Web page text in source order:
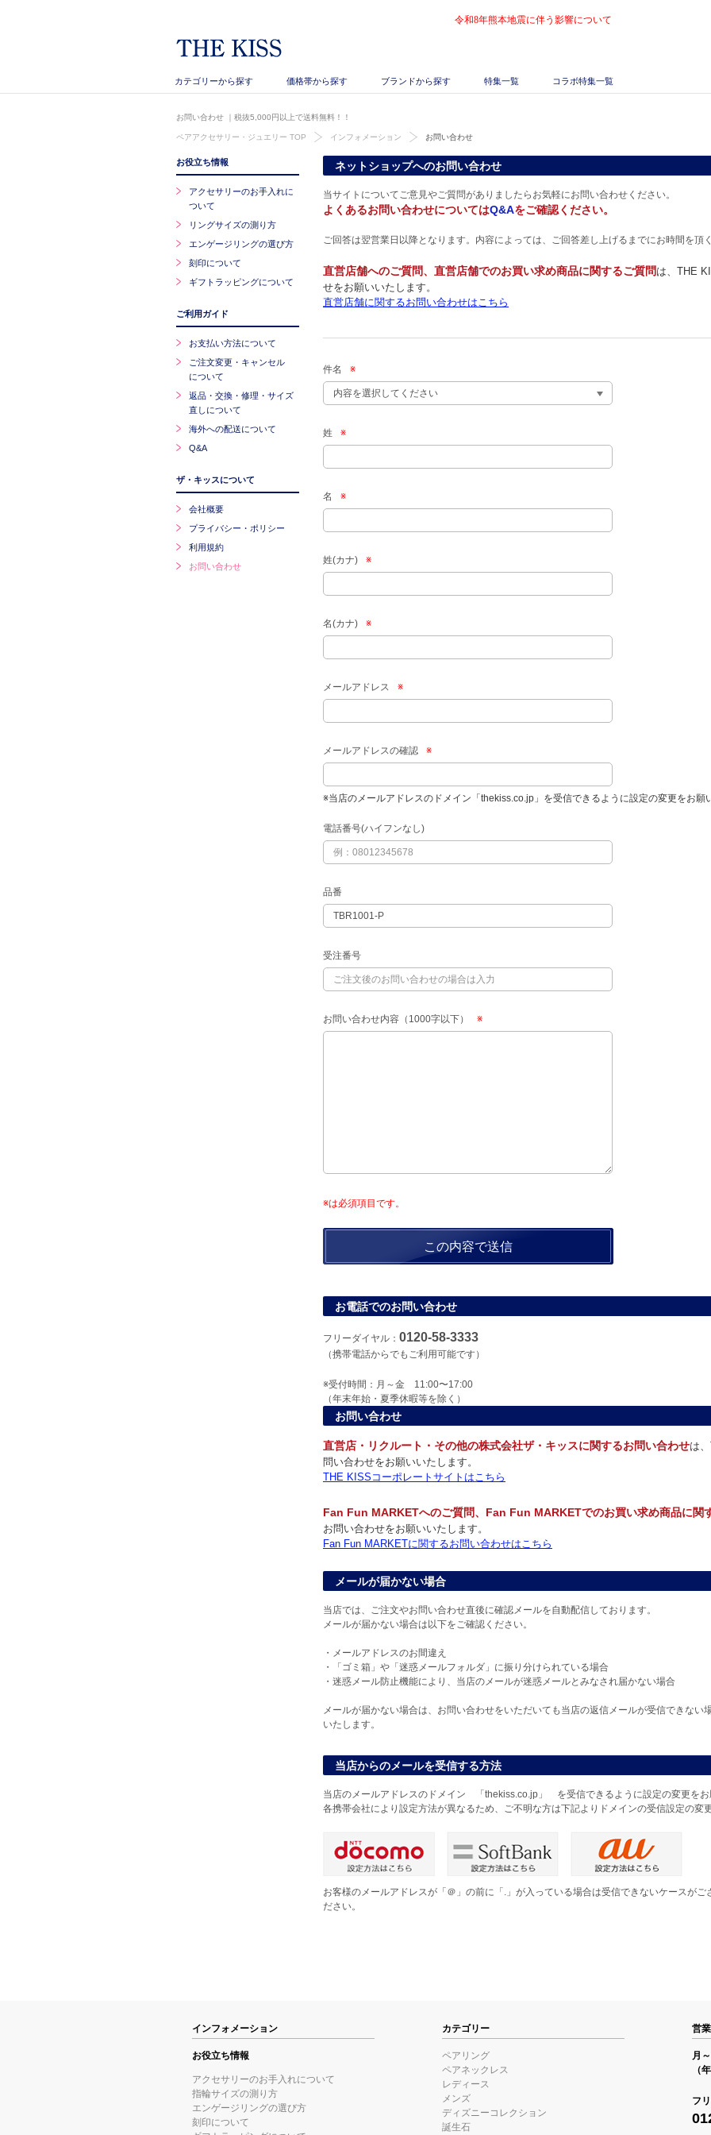
令和8年熊本地震に伴う影響について
カテゴリーから探す 価格帯から探す ブランドから探す 特集一覧 コラボ特集一覧
お問い合わせ ｜税抜5,000円以上で送料無料！！
ペアアクセサリー・ジュエリー TOP インフォメーション お問い合わせ
ネットショップへのお問い合わせ
当サイトについてご意見やご質問がありましたらお気軽にお問い合わせください。
よくあるお問い合わせについてはQ&Aをご確認ください。
ご回答は翌営業日以降となります。内容によっては、ご回答差し上げるまでにお時間を頂
直営店舗へのご質問、直営店舗でのお買い求め商品に関するご質問 は、THE
せをお願いいたします。
直営店舗に関するお問い合わせはこちら
件名 ※
姓 ※
名 ※
姓(カナ) ※
名(カナ) ※
メールアドレス ※
メールアドレスの確認 ※
※当店のメールアドレスのドメイン「thekiss.co.jp」を受信できるように設定の変更をお願
電話番号(ハイフンなし)
品番
受注番号
お問い合わせ内容（1000字以下） ※
※は必須項目です。
お電話でのお問い合わせ
フリーダイヤル： 0120-58-3333
（携帯電話からでもご利用可能です）
※受付時間：月～金 11:00〜17:00
（年末年始・夏季休暇等を除く）
お問い合わせ
直営店・リクルート・その他の株式会社ザ・キッスに関するお問い合わせは
問い合わせをお願いいたします。
THE KISSコーポレートサイトはこちら
Fan Fun MARKETへのご質問、Fan Fun MARKETでのお買い求め商品に関
お問い合わせをお願いいたします。
Fan Fun MARKETに関するお問い合わせはこちら
メールが届かない場合
当店では、ご注文やお問い合わせ直後に確認メールを自動配信しております。
メールが届かない場合は以下をご確認ください。
・メールアドレスのお間違え
・「ゴミ箱」や「迷惑メールフォルダ」に振り分けられている場合
・迷惑メール防止機能により、当店のメールが迷惑メールとみなされ届かない場合
メールが届かない場合は、お問い合わせをいただいても当店の返信メールが受信できない
いたします。
当店からのメールを受信する方法
当店のメールアドレスのドメイン 「thekiss.co.jp」 を受信できるように設定の変更をお
各携帯会社により設定方法が異なるため、ご不明な方は下記よりドメインの受信設定の変
お客様のメールアドレスが「＠」の前に「.」が入っている場合は受信できないケースがご
ださい。
お役立ち情報
アクセサリーのお手入れに
ついて
リングサイズの測り方
エンゲージリングの選び方
刻印について
ギフトラッピングについて
ご利用ガイド
お支払い方法について
ご注文変更・キャンセル
について
返品・交換・修理・サイズ
直しについて
海外への配送について
Q&A
ザ・キッスについて
会社概要
プライバシー・ポリシー
利用規約
お問い合わせ
インフォメーション
お役立ち情報
アクセサリーのお手入れについて
指輪サイズの測り方
エンゲージリングの選び方
刻印について
カテゴリー
ペアリング
ペアネックレス
レディース
メンズ
ディズニーコレクション
誕生石
営
月
（
フ